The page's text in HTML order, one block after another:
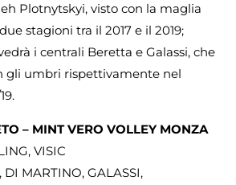
Plotnytskyi, visto con la maglia
stagioni tra il 2017 e il 2019;
i centrali Beretta e Galassi, che
gli umbri rispettivamente nel
– MINT VERO VOLLEY MONZA
VISIC
MARTINO, GALASSI,